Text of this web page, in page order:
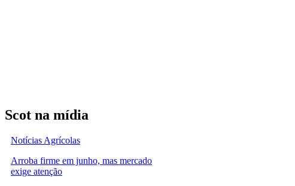
Scot na mídia
Notícias Agrícolas
Arroba firme em junho, mas mercado
exige atenção